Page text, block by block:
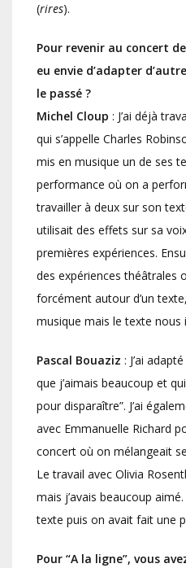
(rires).
Pour revenir au concert
eu envie d’adapter
le passé ?
Michel Cloup : J’ai déjà
qui s’appelle Charles
mis en musique un de ses
performance où on a
travailler à deux sur son
utilisait des effets sur sa
premières expériences.
des expériences théâtrales
forcément autour d’un
musique mais le texte nous
Pascal Bouaziz : J’ai
que j’aimais beaucoup et
pour disparaître”. J’ai
avec Emmanuelle Richard
concert où on mélangeait
Le travail avec Olivia
mais j’avais beaucoup
texte puis on avait fait une
Pour “A la ligne”, vous